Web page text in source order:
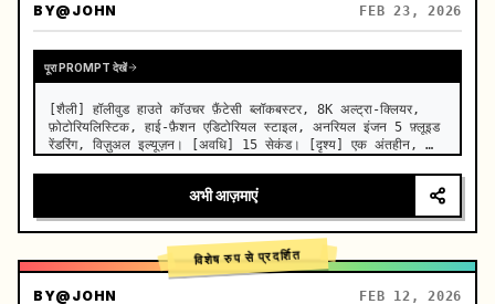
BY@JOHN FEB 23, 2026
पूरा PROMPT देखें
[शैली] हॉलीवुड हाउते कॉउचर फ़ैंटेसी ब्लॉकबस्टर, 8K अल्ट्रा-क्लियर,
फ़ोटोरियलिस्टिक, हाई-फ़ैशन एडिटोरियल स्टाइल, अनरियल इंजन 5 फ़्लूइड
रेंडरिंग, विज़ुअल इल्यूज़न। [अवधि] 15 सेकंड। [दृश्य] एक अंतहीन,
अभी आज़माएं
विशेष रुप से प्रदर्शित
BY@JOHN FEB 12, 2026